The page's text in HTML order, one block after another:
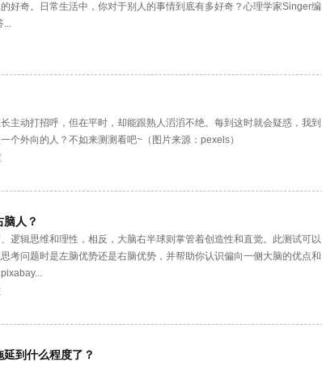
好奇。日常生活中，你对于别人的事情到底有多好奇？心理学家Singer编
...
主动打招呼，但在平时，却能跟熟人滔滔不绝。每到这时就会疑惑，我到
个外向的人？不如来测测看吧~（图片来源：pexels）
人？
逻辑思维和理性，相反，大脑右半球则掌管着创造性和直觉。此测试可以
考问题时是左脑优势还是右脑优势，并帮助你认识偏向一侧大脑的优点和
到什么程度了？